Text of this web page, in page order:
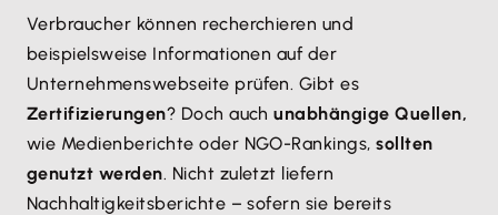
Verbraucher können recherchieren und
beispielsweise Informationen auf der
Unternehmenswebseite prüfen. Gibt es
Zertifizierungen? Doch auchunabhängige Quellen,
wie Medienberichte oder NGO-Rankings,sollten
genutzt werden. Nicht zuletzt liefern
Nachhaltigkeitsberichte – sofern sie bereits